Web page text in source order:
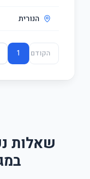
הנורית
הקודם 1
שאלות